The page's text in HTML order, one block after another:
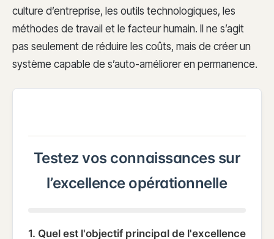
culture d’entreprise, les outils technologiques, les
méthodes de travail et le facteur humain. Il ne s’agit
pas seulement de réduire les coûts, mais de créer un
système capable de s’auto-améliorer en permanence.
Testez vos connaissances sur
l’excellence opérationnelle
1. Quel est l'objectif principal de l'excellence